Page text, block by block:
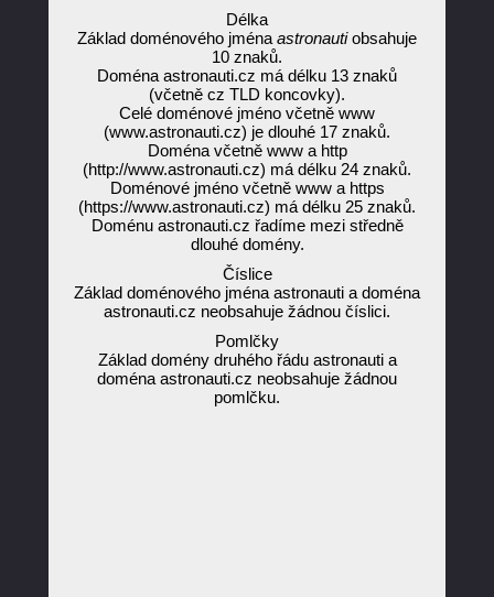
Délka
Základ doménového jména astronautiobsahuje
10 znaků.
Doména astronauti.cz má délku 13 znaků
(včetně cz TLD koncovky).
Celé doménové jméno včetně www
(www.astronauti.cz) je dlouhé 17 znaků.
Doména včetně www a http
(http://www.astronauti.cz) má délku 24 znaků.
Doménové jméno včetně www a https
(https://www.astronauti.cz) má délku 25 znaků.
Doménu astronauti.cz řadíme mezi středně
dlouhé domény.
Číslice
Základ doménového jména astronauti a doména
astronauti.cz neobsahuje žádnou číslici.
Pomlčky
Základ domény druhého řádu astronauti a
doména astronauti.cz neobsahuje žádnou
pomlčku.